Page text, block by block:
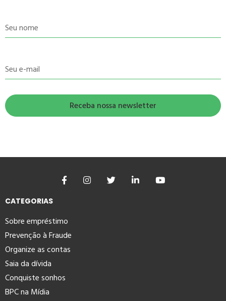
Seu nome
Seu e-mail
CATEGORIAS
Sobre empréstimo
Prevenção à Fraude
Organize as contas
Saia da dívida
Conquiste sonhos
BPC na Mídia